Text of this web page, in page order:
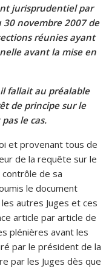
jurisprudentiel par
30 novembre 2007 de
réunies ayant
avant la mise en
au préalable
de principe sur le
le cas.
et provenant tous de
de la requête sur le
de sa
le document
autres Juges et ces
article par article de
plénières avant les
par le président de la
par les Juges dès que